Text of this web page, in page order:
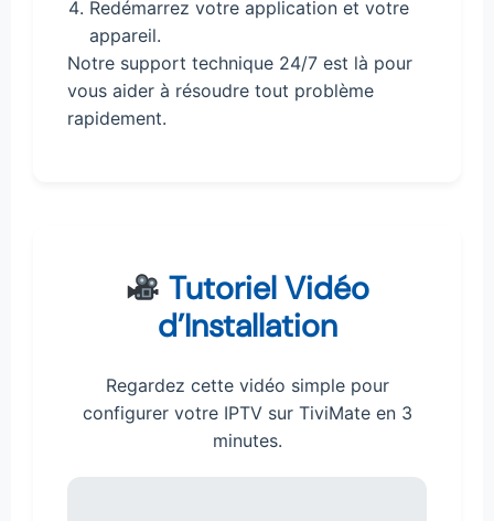
Redémarrez votre application et votre
appareil.
Notre support technique 24/7 est là pour
vous aider à résoudre tout problème
rapidement.
Tutoriel Vidéo
d’Installation
Regardez cette vidéo simple pour
configurer votre IPTV sur TiviMate en 3
minutes.